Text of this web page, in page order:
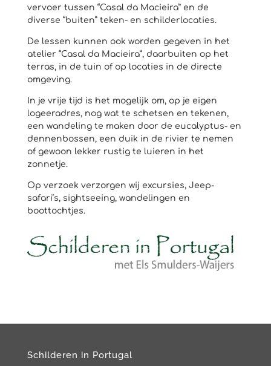
vervoer tussen “Casal da Macieira” en de
diverse “buiten” teken- en schilderlocaties.
De lessen kunnen ook worden gegeven in het
atelier “Casal da Macieira”, daarbuiten op het
terras, in de tuin of op locaties in de directe
omgeving.
In je vrije tijd is het mogelijk om, op je eigen
logeeradres, nog wat te schetsen en tekenen,
een wandeling te maken door de eucalyptus- en
dennenbossen, een duik in de rivier te nemen
of gewoon lekker rustig te luieren in het
zonnetje.
Op verzoek verzorgen wij excursies, Jeep-
safari’s, sightseeing, wandelingen en
boottochtjes.
Schilderen in Portugal